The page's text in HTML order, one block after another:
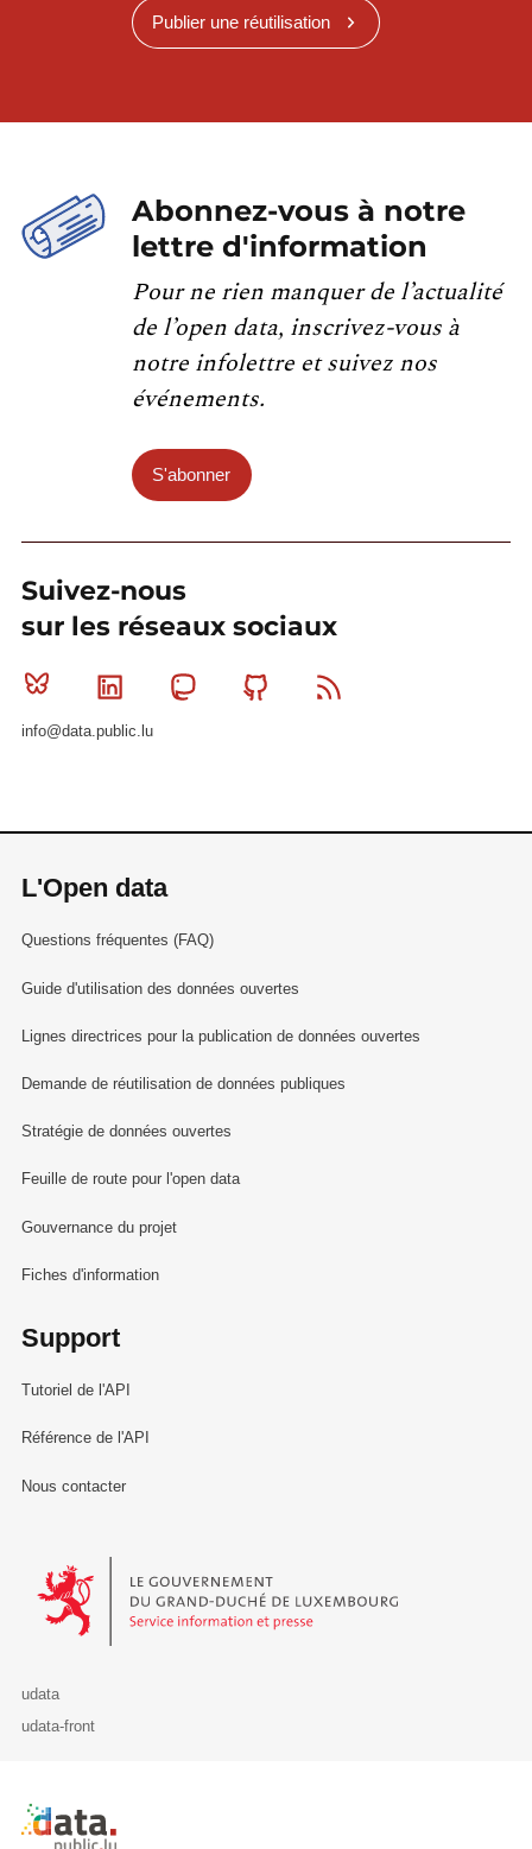
Publier une réutilisation
Abonnez-vous à notre
lettre d'information
Pour ne rien manquer de l’actualité
de l’open data, inscrivez-vous à
notre infolettre et suivez nos
événements.
S'abonner
Suivez-nous
sur les réseaux sociaux
Bluesky Linkedin MastodonGithub
info@data.public.lu
L'Open data
Questions fréquentes (FAQ)
Guide d'utilisation des données ouvertes
Lignes directrices pour la publication de données ouvertes
Demande de réutilisation de données publiques
Stratégie de données ouvertes
Feuille de route pour l'open data
Gouvernance du projet
Fiches d'information
Support
Tutoriel de l'API
Référence de l'API
Nous contacter
Le Gouvernement du Grand-Duché de Luxembourg - Service
udata
udata-front
Retour à l'accueil de data.public.lu